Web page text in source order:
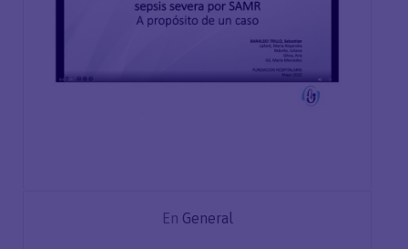
En General